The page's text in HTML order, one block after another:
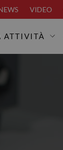
VIDEO
ATTIVITÀ